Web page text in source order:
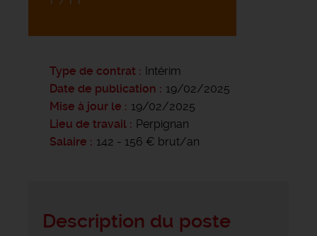
Type de contrat
Intérim
Date de publication
19/02/2025
Mise à jour le
19/02/2025
Lieu de travail
Perpignan
Salaire
142 - 156 € brut/an
Description du poste